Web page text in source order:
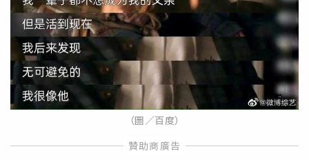
（圖／百度）